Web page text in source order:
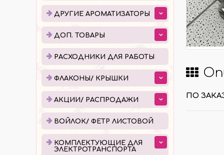
РАСХОДНИКИ ДЛЯ РАБОТЫ
КОМПЛЕКТУЮЩИЕ ДЛЯ
ПО
ДРУГИЕ АРОМАТИЗАТОРЫ
ДОП. ТОВАРЫ
РАСХОДНИКИ ДЛЯ РАБОТЫ
ФЛАКОНЫ/ КРЫШКИ
АКЦИИ/ РАСПРОДАЖИ
ВОЙЛОК/ ФЕТР ЛИСТОВОЙ
КОМПЛЕКТУЮЩИЕ ДЛЯ
ЭЛЕКТРОТРАНСПОРТА